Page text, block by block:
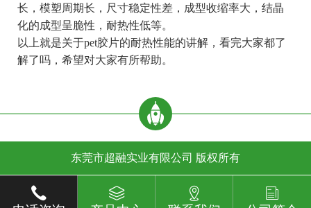
长，模塑周期长，尺寸稳定性差，成型收缩率大，结晶
化的成型呈脆性，耐热性低等。
以上就是关于pet胶片的耐热性能的讲解，看完大家都了
解了吗，希望对大家有所帮助。
东莞市超融实业有限公司 版权所有